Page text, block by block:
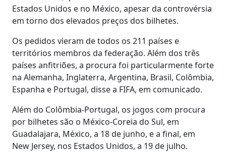
Estados Unidos e no México, apesar da controvérsia
em torno dos elevados preços dos bilhetes.
Os pedidos vieram de todos os 211 países e
territórios membros da federação. Além dos três
países anfitriões, a procura foi particularmente forte
na Alemanha, Inglaterra, Argentina, Brasil, Colômbia,
Espanha e Portugal, disse a FIFA, em comunicado.
Além do Colômbia-Portugal, os jogos com procura
por bilhetes são o México-Coreia do Sul, em
Guadalajara, México, a 18 de junho, e a final, em
New Jersey, nos Estados Unidos, a 19 de julho.